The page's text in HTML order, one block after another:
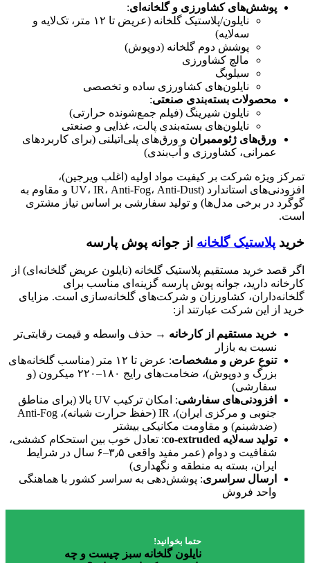
پوشش‌های کشاورزی و گلخانه‌ای:
نایلون/پلاستیک گلخانه (عریض تا ۱۲ متر، تک‌لایه و
سه‌لایه)
پوشش دوم گلخانه (دوپوش)
مالچ کشاورزی
سیلوبگ
نایلون‌های کشاورزی ساده و تخصصی
محصولات بسته‌بندی صنعتی:
نایلون شیرینگ (فیلم جمع‌شونده حرارتی)
نایلون‌های بسته‌بندی پالت، غذایی و صنعتی
ورق‌های ژئوممبران و ورق‌های پلی‌اتیلنی (برای کاربردهای
عمرانی، کشاورزی و آب‌بندی)
تمرکز ویژه شرکت بر کیفیت مواد اولیه (اغلب ویرجین)،
افزودنی‌های استاندارد (UV، IR، Anti-Fog، Anti-Dust و مقاوم به
گوگرد در برخی مدل‌ها) و تولید سفارشی بر اساس نیاز مشتری
است.
خرید پلاستیک گلخانه از جوانه پوش پارسه
اگر قصد خرید مستقیم پلاستیک گلخانه (نایلون عریض گلخانه‌ای) از
کارخانه دارید، جوانه پوش پارسه گزینه‌ای مناسب برای
گلخانه‌داران، کشاورزان و شرکت‌های گلخانه‌سازی است. مزایای
خرید از این شرکت عبارتند از:
خرید مستقیم از کارخانه → حذف واسطه و قیمت رقابتی‌تر
نسبت به بازار
تنوع عرض و مشخصات
: عرض تا ۱۲ متر (مناسب گلخانه‌های
بزرگ و دوپوش)، ضخامت‌های رایج ۱۸۰–۲۲۰ میکرون (و
سفارشی)
افزودنی‌های سفارشی
: امکان ترکیب UV بالا (برای مناطق
جنوبی و مرکزی ایران)، IR (حفظ حرارت شبانه)، Anti-Fog
(ضدشبنم) و مقاومت مکانیکی بیشتر
تولید سه‌لایه co-extruded
: تعادل خوب بین استحکام کششی،
شفافیت و دوام (عمر مفید واقعی ۳٫۵–۶ سال در شرایط
ایران، بسته به منطقه و نگهداری)
ارسال سراسری: پوشش‌دهی به سراسر کشور با هماهنگی
واحد فروش
حتما بخوانید!
نایلون گلخانه سبز چیست و چه